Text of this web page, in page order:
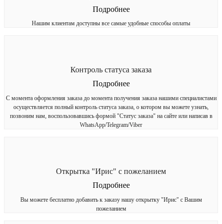
Подробнее
Нашим клиентам доступны все самые удобные способы оплаты
Контроль статуса заказа
Подробнее
С момента оформления заказа до момента получения заказа нашими специалистами
осуществляется полный контроль статуса заказа, о котором вы можете узнать,
позвоним нам, воспользовавшись формой "Статус заказа" на сайте или написав в
WhatsApp/Telegram/Viber
Открытка "Ирис" с пожеланием
Подробнее
Вы можете бесплатно добавить к заказу нашу открытку "Ирис" с Вашим
пожеланием